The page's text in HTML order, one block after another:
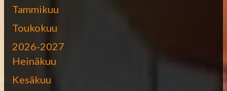
Tammikuu
Toukokuu
2026-2027
Heinäkuu
Kesäkuu